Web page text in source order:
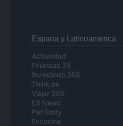
Espana y Latinoamerica
Actualidad
Finanzas 24
Investindo 365
Think.es
Viajar 365
ES Newz
Pet Story
Encocina